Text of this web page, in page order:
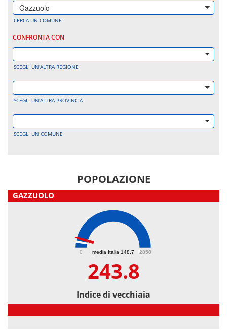
Gazzuolo
CERCA UN COMUNE
CONFRONTA CON
SCEGLI UN'ALTRA REGIONE
SCEGLI UN'ALTRA PROVINCIA
SCEGLI UN COMUNE
POPOLAZIONE
GAZZUOLO
media Italia 148.7
0 2850
243.8
Indice di vecchiaia